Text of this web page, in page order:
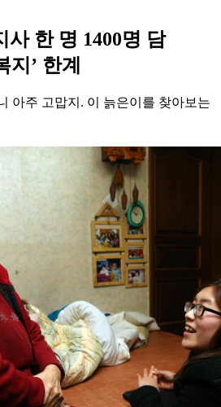
사 한 명 1400명 담
’ 한계
아주 고맙지. 이 늙은이를 찾아보는